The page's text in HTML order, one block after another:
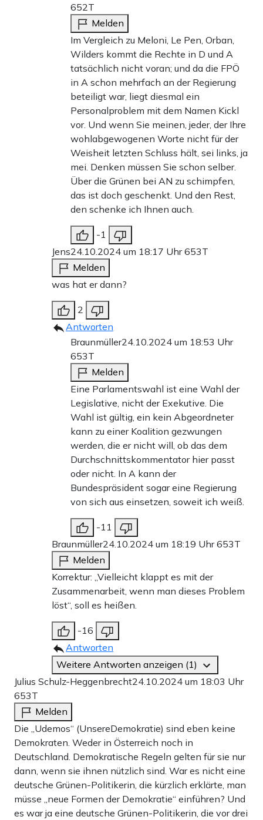
652T
Melden
Im Vergleich zu Meloni, Le Pen, Orban,
Wilders kommt die Rechte in D und A
tatsächlich nicht voran; und da die FPÖ
in A schon mehrfach an der Regierung
beteiligt war, liegt diesmal ein
Personalproblem mit dem Namen Kickl
vor. Und wenn Sie meinen, jeder, der Ihre
wohlabgewogenen Worte nicht für der
Weisheit letzten Schluss hält, sei links, ja
mei. Denken müssen Sie schon selber.
Über die Grünen bei AN zu schimpfen,
das ist doch geschenkt. Und den Rest,
den schenke ich Ihnen auch.
-1
Jens24.10.2024 um 18:17 Uhr653T
Melden
was hat er dann?
2
Antworten
Braunmüller24.10.2024 um 18:53 Uhr
653T
Melden
Eine Parlamentswahl ist eine Wahl der
Legislative, nicht der Exekutive. Die
Wahl ist gültig, ein kein Abgeordneter
kann zu einer Koalition gezwungen
werden, die er nicht will, ob das dem
Durchschnittskommentator hier passt
oder nicht. In A kann der
Bundespräsident sogar eine Regierung
von sich aus einsetzen, soweit ich weiß.
-11
Braunmüller24.10.2024 um 18:19 Uhr653T
Melden
Korrektur: „Vielleicht klappt es mit der
Zusammenarbeit, wenn man dieses Problem
löst“, soll es heißen.
-16
Antworten
Weitere Antworten anzeigen (1)
Julius Schulz-Heggenbrecht24.10.2024 um 18:03 Uhr
653T
Melden
Die „Udemos“ (UnsereDemokratie) sind eben keine
Demokraten. Weder in Österreich noch in
Deutschland. Demokratische Regeln gelten für sie nur
dann, wenn sie ihnen nützlich sind. War es nicht eine
deutsche Grünen-Politikerin, die kürzlich erklärte, man
müsse „neue Formen der Demokratie“ einführen? Und
es war ja eine deutsche Grünen-Politikerin, die vor drei